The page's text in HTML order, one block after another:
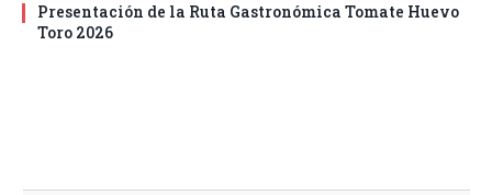
Presentación de la Ruta Gastronómica Tomate Huevo
Toro 2026